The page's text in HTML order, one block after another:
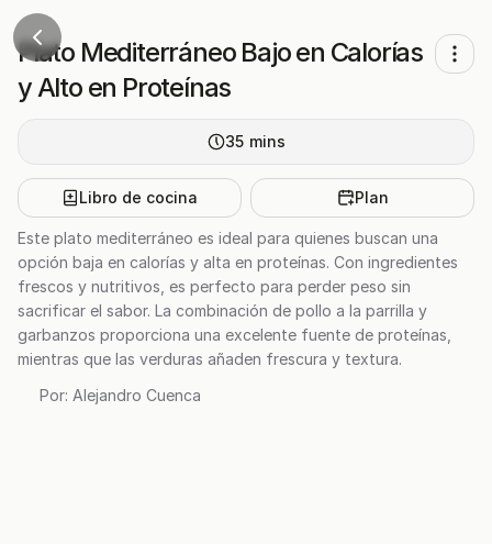
Plato Mediterráneo Bajo en Calorías
y Alto en Proteínas
35 mins
Libro de cocina Plan
Este plato mediterráneo es ideal para quienes buscan una
opción baja en calorías y alta en proteínas. Con ingredientes
frescos y nutritivos, es perfecto para perder peso sin
sacrificar el sabor. La combinación de pollo a la parrilla y
garbanzos proporciona una excelente fuente de proteínas,
mientras que las verduras añaden frescura y textura.
Por: Alejandro Cuenca